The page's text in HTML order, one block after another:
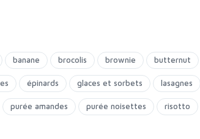
banane brocolis brownie butternut
épinards glaces et sorbets lasagnes
purée amandes purée noisettes risotto